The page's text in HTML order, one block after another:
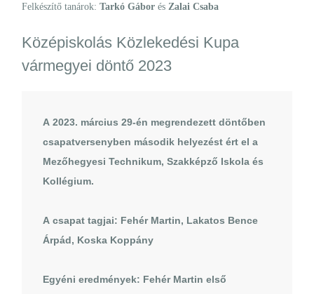
Felkészítő tanárok:Tarkó Gáborés Zalai Csaba
Középiskolás Közlekedési Kupa
vármegyei döntő 2023
A 2023. március 29-én megrendezett döntőben
csapatversenyben második helyezést ért el a
Mezőhegyesi Technikum, Szakképző Iskola és
Kollégium.
A csapat tagjai: Fehér Martin, Lakatos Bence
Árpád, Koska Koppány
Egyéni eredmények: Fehér Martin első